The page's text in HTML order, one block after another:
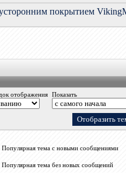
покрытием
отображения Показать
Популярная тема с новыми сообщениями
Популярная тема без новых сообщений